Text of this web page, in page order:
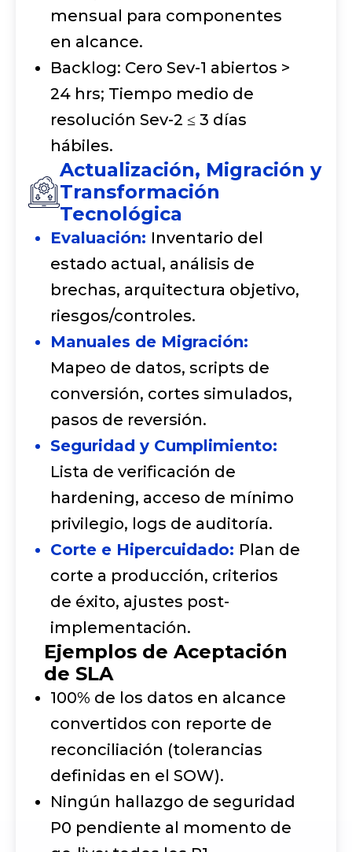
mensual para componentes
en alcance.
Backlog: Cero Sev-1 abiertos >
24 hrs; Tiempo medio de
resolución Sev-2 ≤ 3 días
hábiles.
Actualización, Migración y
Transformación
Tecnológica
Evaluación: Inventario del
estado actual, análisis de
brechas, arquitectura objetivo,
riesgos/controles.
Manuales de Migración:
Mapeo de datos, scripts de
conversión, cortes simulados,
pasos de reversión.
Seguridad y Cumplimiento:
Lista de verificación de
hardening, acceso de mínimo
privilegio, logs de auditoría.
Corte e Hipercuidado: Plan de
corte a producción, criterios
de éxito, ajustes post-
implementación.
Ejemplos de Aceptación
de SLA
100% de los datos en alcance
convertidos con reporte de
reconciliación (tolerancias
definidas en el SOW).
Ningún hallazgo de seguridad
P0 pendiente al momento de